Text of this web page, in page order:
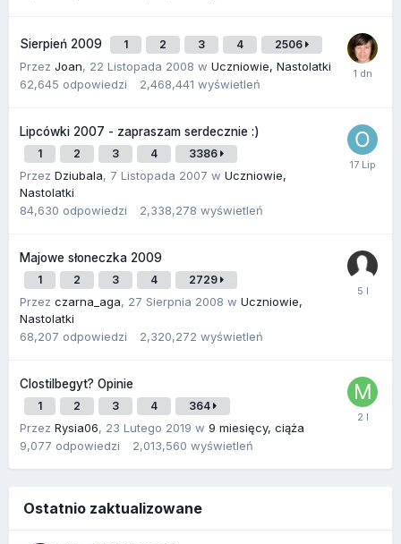
Sierpień 2009 1 2 3 4 2506
Przez Joan, 22 Listopada 2008 w Uczniowie, Nastolatki
62,645 odpowiedzi 2,468,441 wyświetleń
Lipcówki 2007 - zapraszam serdecznie :)
1 2 3 4 3386
Przez Dziubala, 7 Listopada 2007 w Uczniowie,
Nastolatki
84,630 odpowiedzi 2,338,278 wyświetleń
Majowe słoneczka 2009
1 2 3 4 2729
Przez czarna_aga, 27 Sierpnia 2008 w Uczniowie,
Nastolatki
68,207 odpowiedzi 2,320,272 wyświetleń
Clostilbegyt? Opinie
1 2 3 4 364
Przez Rysia06, 23 Lutego 2019 w 9 miesięcy, ciąża
9,077 odpowiedzi 2,013,560 wyświetleń
Ostatnio zaktualizowane